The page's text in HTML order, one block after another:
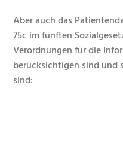
Aber auch das
75c im fünften
Verordnungen für die
berücksichtigen sind und
sind: